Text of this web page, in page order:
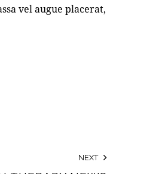
vel augue placerat,
NEXT